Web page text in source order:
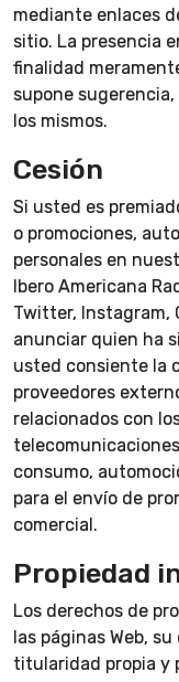
mediante enlaces
sitio. La presencia
finalidad
supone
los mismos.
Cesión
Si usted es
o promociones,
personales en
Ibero Americana
Twitter, Instagram,
anunciar quien ha
usted consiente la
proveedores
relacionados con
consumo,
para el envío de
comercial.
Propiedad
Los derechos de
las páginas Web,
titularidad propia y